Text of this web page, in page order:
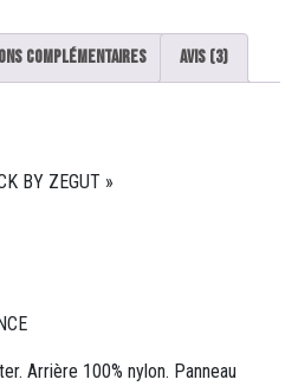
BY
complémentaires Avis (3)
BY ZEGUT »
Arrière 100% nylon. Panneau